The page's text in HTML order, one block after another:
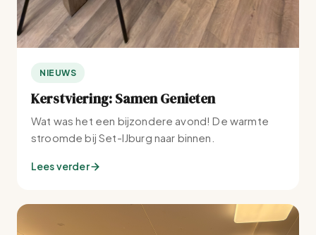
NIEUWS
Kerstviering: Samen Genieten
Wat was het een bijzondere avond! De warmte
stroomde bij Set-IJburg naar binnen.
Lees verder